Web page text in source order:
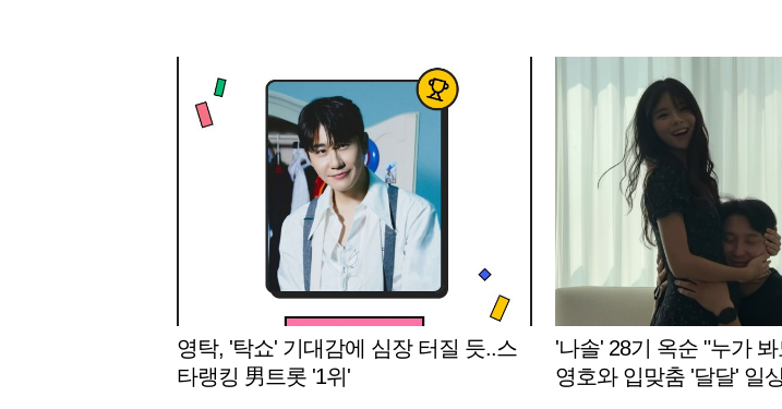
영탁, '탁쇼' 기대감에 심장 터질 듯..스
타랭킹 男트롯 '1위'
'나솔' 28기 옥순 "누가
영호와 입맞춤 '달달' 일